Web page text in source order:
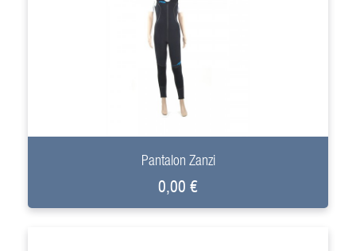
+
Pantalon Zanzi
0,00 €